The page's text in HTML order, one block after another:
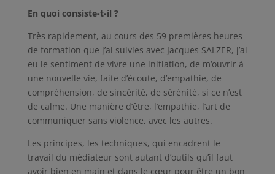
En quoi consiste-t-il ?
Très rapidement, au cours des 59 premières heures
de formation que j’ai suivies avec Jacques SALZER, j’ai
eu le sentiment de vivre une initiation, de m‘ouvrir à
une nouvelle vie, faite d’écoute, d’empathie, de
compréhension, de sincérité, de sérénité, si ce n’est
de calme. Une manière d’être, l’empathie, l’art de
communiquer sans violence, avec les autres.
Les principes, les techniques, qui encadrent le
travail du médiateur sont autant d’outils qu’il faut
avoir bien en main et dans le cœur pour être un bon